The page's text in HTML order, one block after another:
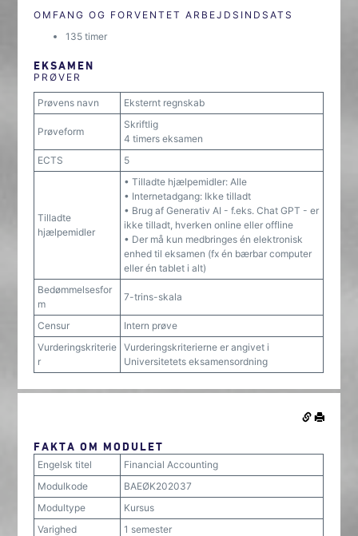
OMFANG OG FORVENTET ARBEJDSINDSATS
135 timer
EKSAMEN
PRØVER
Prøvens navn Eksternt regnskab
Prøveform
Skriftlig
4 timers eksamen
ECTS
5
Tilladte
hjælpemidler
• Tilladte hjælpemidler: Alle
• Internetadgang: Ikke tilladt
• Brug af Generativ AI - f.eks. Chat GPT - er
ikke tilladt, hverken online eller offline
• Der må kun medbringes én elektronisk
enhed til eksamen (fx én bærbar computer
eller én tablet i alt)
Bedømmelsesfor
m
7-trins-skala
Censur
Intern prøve
Vurderingskriterie
r
Vurderingskriterierne er angivet i
Universitetets eksamensordning
FAKTA OM MODULET
Engelsk titel
Financial Accounting
Modulkode
BAEØK202037
Modultype
Kursus
Varighed
1 semester